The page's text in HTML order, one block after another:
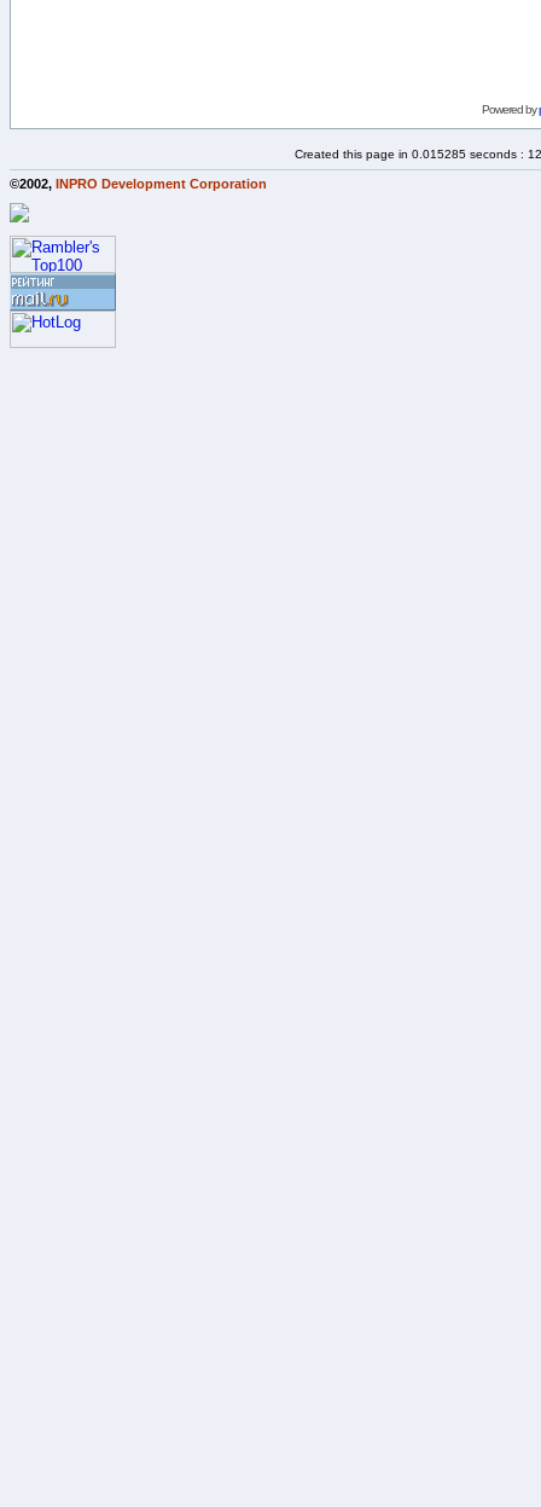
Powered by
Created this page in 0.015285 seconds :
©2002, INPRO Development Corporation